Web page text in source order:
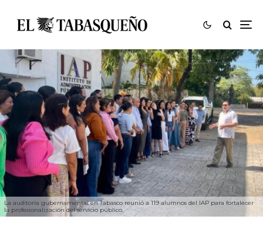
La auditoría gubernamental en Tabasco reunió a 119 alumnos del IAP para fortalecer
la profesionalización del servicio público.